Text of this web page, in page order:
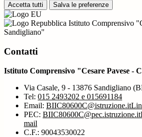
Accetta tutti Salva le preferenze
Istituto Comprensivo
Sandigliano"
Contatti
Istituto Comprensivo "Cesare Pavese -
Via Casale, 9 - 13876 Sandigliano
Tel: 015 2493202 e 015691184
Email: BIIC80600C@istruzione.it
PEC: BIIC80600C@pec.istruzione.it
mail
C.F.: 90043530022